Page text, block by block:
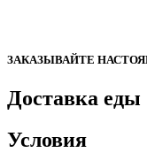
ЗАКАЗЫВАЙТЕ
Доставка еды
Условия